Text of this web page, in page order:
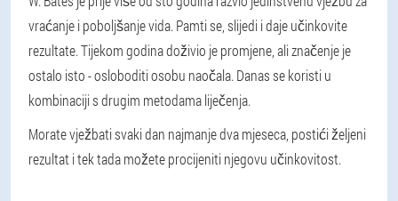
vraćanje i poboljšanje vida. Pamti se, slijedi i daje učinkovite
rezultate. Tijekom godina doživio je promjene, ali značenje je
ostalo isto - osloboditi osobu naočala. Danas se koristi u
kombinaciji s drugim metodama liječenja.
Morate vježbati svaki dan najmanje dva mjeseca, postići željeni
rezultat i tek tada možete procijeniti njegovu učinkovitost.